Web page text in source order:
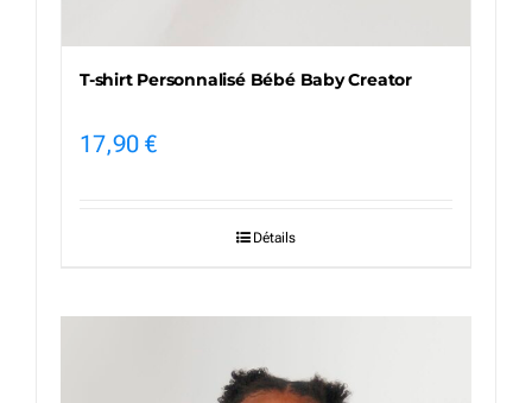
T-shirt Personnalisé Bébé Baby Creator
17,90€
Détails